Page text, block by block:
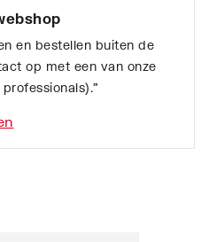
en bestellen buiten de
op met een van onze